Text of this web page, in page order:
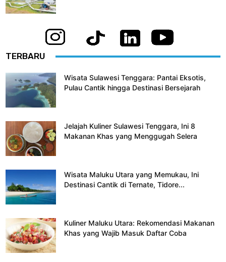
TERBARU
Wisata Sulawesi Tenggara: Pantai Eksotis,
Pulau Cantik hingga Destinasi Bersejarah
Jelajah Kuliner Sulawesi Tenggara, Ini 8
Makanan Khas yang Menggugah Selera
Wisata Maluku Utara yang Memukau, Ini
Destinasi Cantik di Ternate, Tidore...
Kuliner Maluku Utara: Rekomendasi Makanan
Khas yang Wajib Masuk Daftar Coba